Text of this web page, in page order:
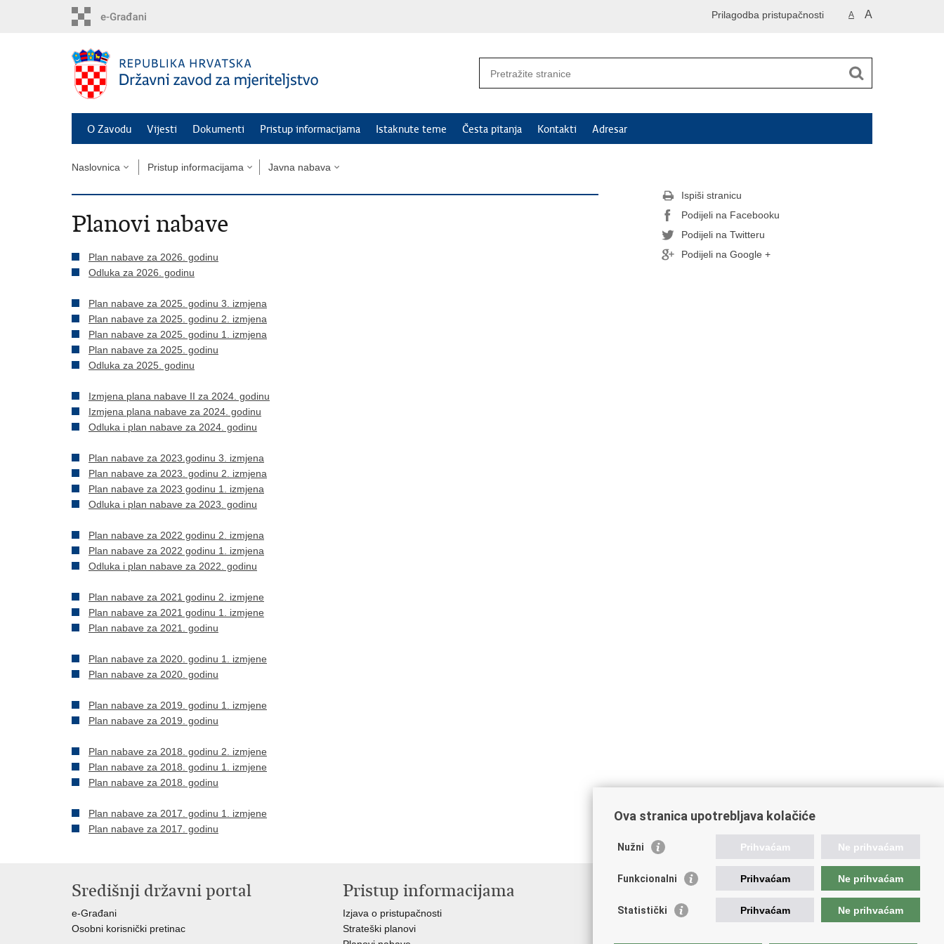
A A
Prilagodba pristupačnosti
O Zavodu Vijesti Dokumenti Pristup informacijama Istaknute teme Česta pitanja Kontakti Adresar
Naslovnica Pristup informacijama Javna nabava
Planovi nabave
Plan nabave za 2026. godinu
Odluka za 2026. godinu
Plan nabave za 2025. godinu 3. izmjena
Plan nabave za 2025. godinu 2. izmjena
Plan nabave za 2025. godinu 1. izmjena
Plan nabave za 2025. godinu
Odluka za 2025. godinu
Izmjena plana nabave II za 2024. godinu
Izmjena plana nabave za 2024. godinu
Odluka i plan nabave za 2024. godinu
Plan nabave za 2023.godinu 3. izmjena
Plan nabave za 2023. godinu 2. izmjena
Plan nabave za 2023 godinu 1. izmjena
Odluka i plan nabave za 2023. godinu
Plan nabave za 2022 godinu 2. izmjena
Plan nabave za 2022 godinu 1. izmjena
Odluka i plan nabave za 2022. godinu
​Plan nabave za 2021 godinu 2. izmjene
Plan nabave za 2021 godinu 1. izmjene
Plan nabave za 2021. godinu
Plan nabave za 2020. godinu 1. izmjene
Plan nabave za 2020. godinu
​Plan nabave za 2019. godinu 1. izmjene
​Plan nabave za 2019. godinu
Plan nabave za 2018. godinu 2. izmjene
Plan nabave za 2018. godinu 1. izmjene
Plan nabave za 2018. godinu
Plan nabave za 2017. godinu 1. izmjene
Plan nabave za 2017. godinu
Ispiši stranicu
Podijeli na Facebooku
Podijeli na Twitteru
Podijeli na Google +
Središnji državni portal
e-Građani
Osobni korisnički pretinac
Pristup informacijama
Izjava o pristupačnosti
Strateški planovi
Važne poveznice
Vlada RH
Ova stranica upotrebljava kolačiće
Nužni Prihvaćam Ne prihvaćam
Funkcionalni Prihvaćam Ne prihvaćam
Statistički Prihvaćam Ne prihvaćam